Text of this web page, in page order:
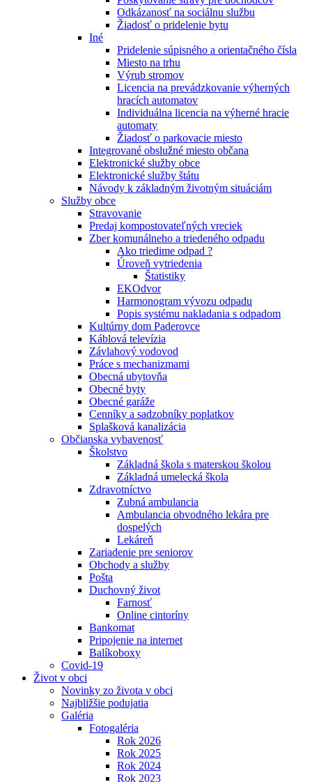
Odkázanosť na sociálnu službu
Žiadosť o pridelenie bytu
Iné
Pridelenie súpisného a orientačného čísla
Miesto na trhu
Výrub stromov
Licencia na prevádzkovanie výherných
hracích automatov
Individuálna licencia na výherné hracie
automaty
Žiadosť o parkovacie miesto
Integrované obslužné miesto občana
Elektronické služby obce
Elektronické služby štátu
Návody k základným životným situáciám
Služby obce
Stravovanie
Predaj kompostovateľných vreciek
Zber komunálneho a triedeného odpadu
Ako triedime odpad ?
Úroveň vytriedenia
Štatistiky
EKOdvor
Harmonogram vývozu odpadu
Popis systému nakladania s odpadom
Kultúrny dom Paderovce
Káblová televízia
Závlahový vodovod
Práce s mechanizmami
Obecná ubytovňa
Obecné byty
Obecné garáže
Cenníky a sadzobníky poplatkov
Splašková kanalizácia
Občianska vybavenosť
Školstvo
Základná škola s materskou školou
Základná umelecká škola
Zdravotníctvo
Zubná ambulancia
Ambulancia obvodného lekára pre
dospelých
Lekáreň
Zariadenie pre seniorov
Obchody a služby
Pošta
Duchovný život
Farnosť
Online cintoríny
Bankomat
Pripojenie na internet
Balíkoboxy
Covid-19
Život v obci
Novinky zo života v obci
Najbližšie podujatia
Galéria
Fotogaléria
Rok 2026
Rok 2025
Rok 2024
Rok 2023